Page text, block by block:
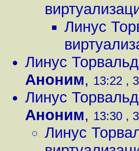
Линус
Линус
Аноним, 13:22 ,
Линус
Аноним, 13:30 ,
Линус